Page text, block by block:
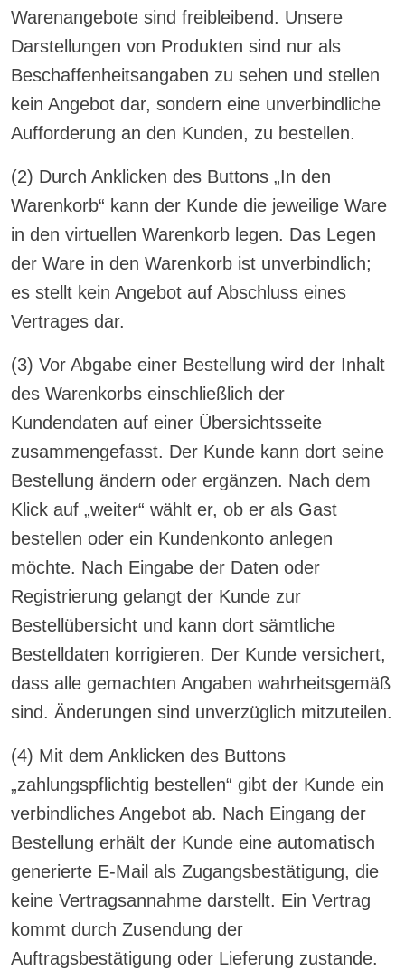
Warenangebote sind freibleibend. Unsere
Darstellungen von Produkten sind nur als
Beschaffenheitsangaben zu sehen und stellen
kein Angebot dar, sondern eine unverbindliche
Aufforderung an den Kunden, zu bestellen.
(2) Durch Anklicken des Buttons „In den
Warenkorb“ kann der Kunde die jeweilige Ware
in den virtuellen Warenkorb legen. Das Legen
der Ware in den Warenkorb ist unverbindlich;
es stellt kein Angebot auf Abschluss eines
Vertrages dar.
(3) Vor Abgabe einer Bestellung wird der Inhalt
des Warenkorbs einschließlich der
Kundendaten auf einer Übersichtsseite
zusammengefasst. Der Kunde kann dort seine
Bestellung ändern oder ergänzen. Nach dem
Klick auf „weiter“ wählt er, ob er als Gast
bestellen oder ein Kundenkonto anlegen
möchte. Nach Eingabe der Daten oder
Registrierung gelangt der Kunde zur
Bestellübersicht und kann dort sämtliche
Bestelldaten korrigieren. Der Kunde versichert,
dass alle gemachten Angaben wahrheitsgemäß
sind. Änderungen sind unverzüglich mitzuteilen.
(4) Mit dem Anklicken des Buttons
„zahlungspflichtig bestellen“ gibt der Kunde ein
verbindliches Angebot ab. Nach Eingang der
Bestellung erhält der Kunde eine automatisch
generierte E-Mail als Zugangsbestätigung, die
keine Vertragsannahme darstellt. Ein Vertrag
kommt durch Zusendung der
Auftragsbestätigung oder Lieferung zustande.